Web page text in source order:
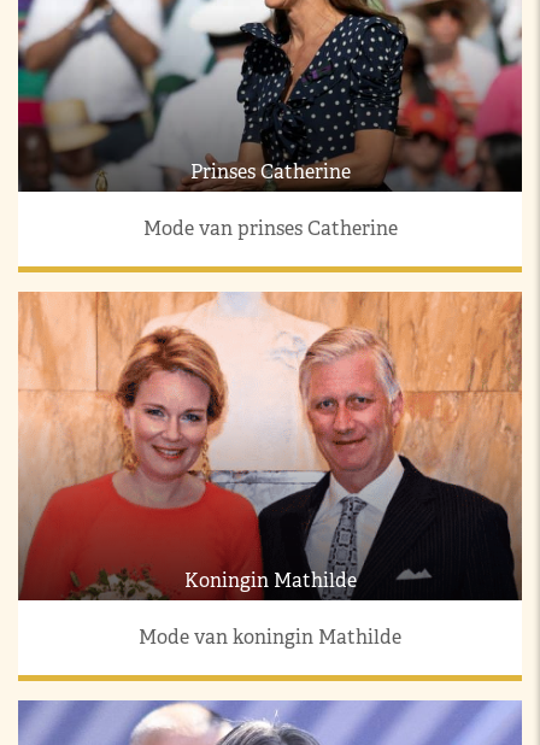
Prinses Catherine
Mode van prinses Catherine
Koningin Mathilde
Mode van koningin Mathilde